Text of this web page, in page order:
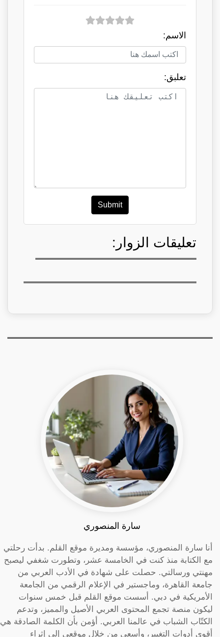
الاسم:
تعلبق:
Submit
تعليقات الزوار:
سارة المنصوري
أنا سارة المنصوري، مؤسسة ومديرة موقع القلم. بدأت رحلتي
مع الكتابة منذ كنت في الخامسة عشر، وتطورت شغفي ليصبح
مهنتي ورسالتي. حصلت على شهادة في الأدب العربي من
جامعة القاهرة، وماجستير في الإعلام الرقمي من الجامعة
الأمريكية في دبي. أسست موقع القلم قبل خمس سنوات
ليكون منصة تجمع المحتوى العربي الأصيل والمميز، وتدعم
الكتّاب الشباب في عالمنا العربي. أؤمن بأن الكلمة الصادقة هي
أقوى أدوات التغيير، وأسعى من خلال موقعي إلى إثراء